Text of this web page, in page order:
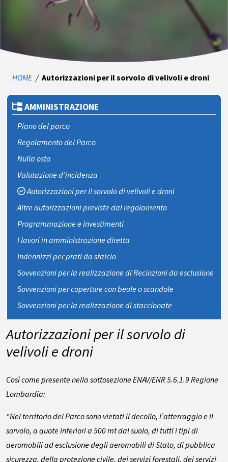
HOME / Autorizzazioni per il sorvolo di velivoli e droni
AMMINISTRAZIONE
Piano del parco
Regolamento del Parco
Nulla osta
Valutazione d’incidenza
Autorizzazioni per il sorvolo di velivoli e droni
Altre autorizzazioni previste dal regolamento
Programmazione e investimenti
I lavori in amministrazione diretta
Indennizzi per prati da sfalcio
Sovvenzioni per la realizzazione di Recinzioni da esclusione
Sovvenzioni per coperture con beole o scandole
Sovvenzioni per la realizzazione di staccionate
Autorizzazioni per il sorvolo di
velivoli e droni
Così come presente nella sottosezione ENAV/ENR 5.6.1.9 Regione
Lombardia:
“Nel territorio del Parco sono vietati il decollo, l’atterraggio e il
sorvolo, a quote inferiori a 500mt dal suolo, di tutti i tipi di
aeromobili ad esclusione degli aeromobili di Stato, di pubblica
sicurezza, della protezione civile, dei servizi forestali, dei servizi